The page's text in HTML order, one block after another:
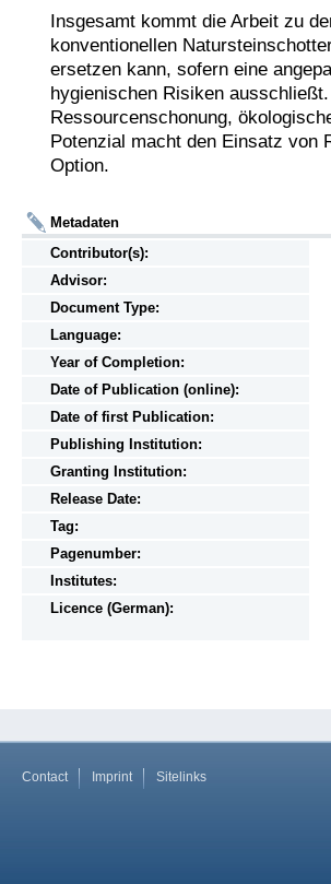
Insgesamt kommt die Arbeit zu
konventionellen
ersetzen kann, sofern eine
hygienischen Risiken
Ressourcenschonung,
Potenzial macht den Einsatz von
Option.
Metadaten
Contributor(s):
Advisor:
Document Type:
Language:
Year of Completion:
Date of Publication (online):
Date of first Publication:
Publishing Institution:
Granting Institution:
Release Date:
Tag:
Pagenumber:
Institutes:
Licence (German):
Contact Imprint Sitelinks